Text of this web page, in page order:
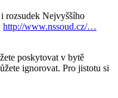
rozsudek Nejvyššího
http://www.nssoud.cz/…
poskytovat v bytě
ignorovat. Pro jistotu si